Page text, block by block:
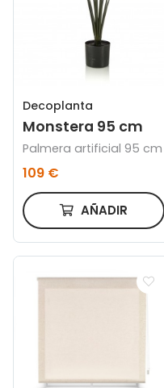
Decoplanta
Monstera 95 cm
Palmera artificial 95 cm
109 €
AÑADIR